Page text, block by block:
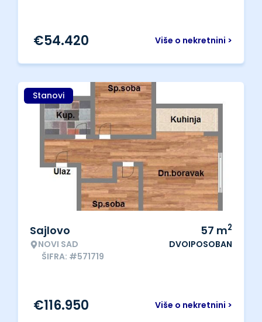
Više o nekretnini >
€54.420
Stanovi
Sajlovo
NOVI SAD
ŠIFRA: #571719
57 m2
DVOIPOSOBAN
Više o nekretnini >
€116.950